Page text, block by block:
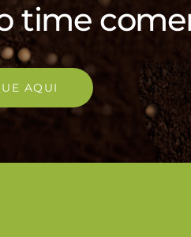
time
AQUI